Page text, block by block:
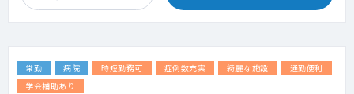
レントゲン、骨密度の検査設備
・レセプトチェック不要（医療事務）＋自
・メンターサポート（専属スタッフがサポー
常勤 病院 時短勤務可 症例数充実 綺麗な施設
通勤便利
学会補助あり